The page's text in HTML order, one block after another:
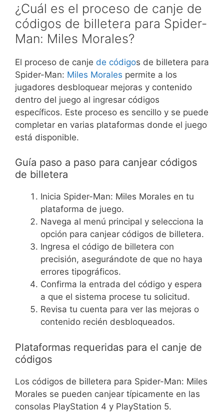
¿Cuál es el proceso de canje de
códigos de billetera para Spider-
Man: Miles Morales?
El proceso de canje de códigos de billetera para
Spider-Man: Miles Morales permite a los
jugadores desbloquear mejoras y contenido
dentro del juego al ingresar códigos
específicos. Este proceso es sencillo y se puede
completar en varias plataformas donde el juego
está disponible.
Guía paso a paso para canjear códigos
de billetera
Inicia Spider-Man: Miles Morales en tu
plataforma de juego.
Navega al menú principal y selecciona la
opción para canjear códigos de billetera.
Ingresa el código de billetera con
precisión, asegurándote de que no haya
errores tipográficos.
Confirma la entrada del código y espera
a que el sistema procese tu solicitud.
Revisa tu cuenta para ver las mejoras o
contenido recién desbloqueados.
Plataformas requeridas para el canje de
códigos
Los códigos de billetera para Spider-Man: Miles
Morales se pueden canjear típicamente en las
consolas PlayStation 4 y PlayStation 5.